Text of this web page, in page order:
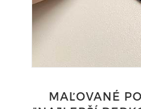
MAĽOVANÉ